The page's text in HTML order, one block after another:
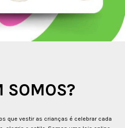
SOMOS?
que vestir as crianças é celebrar cada